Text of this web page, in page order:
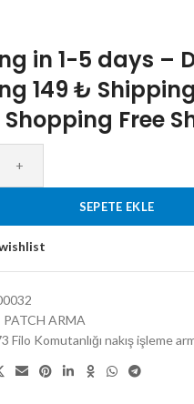
in 1-5 days –
149 ₺
Shopping Free
+
SEPETE EKLE
PATCH ARMA
Filo Komutanlığı nakış işleme